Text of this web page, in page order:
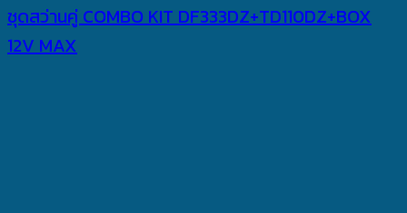
ชุดสว่านคู่ COMBO KIT DF333DZ+TD110DZ+BOX
12V MAX